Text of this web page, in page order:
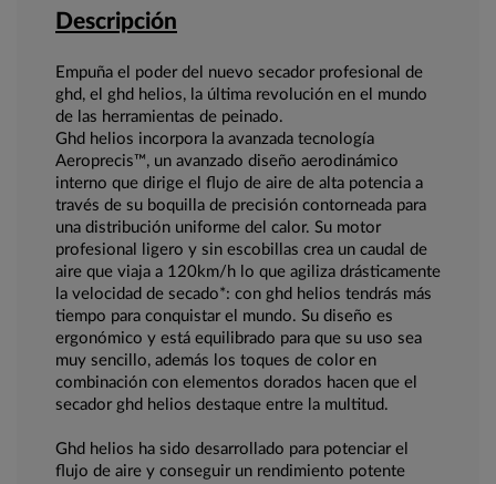
Descripción
Empuña el poder del nuevo secador profesional de
ghd, el ghd helios, la última revolución en el mundo
de las herramientas de peinado.
Ghd helios incorpora la avanzada tecnología
Aeroprecis™, un avanzado diseño aerodinámico
interno que dirige el flujo de aire de alta potencia a
través de su boquilla de precisión contorneada para
una distribución uniforme del calor. Su motor
profesional ligero y sin escobillas crea un caudal de
aire que viaja a 120km/h lo que agiliza drásticamente
la velocidad de secado*: con ghd helios tendrás más
tiempo para conquistar el mundo. Su diseño es
ergonómico y está equilibrado para que su uso sea
muy sencillo, además los toques de color en
combinación con elementos dorados hacen que el
secador ghd helios destaque entre la multitud.
Ghd helios ha sido desarrollado para potenciar el
flujo de aire y conseguir un rendimiento potente